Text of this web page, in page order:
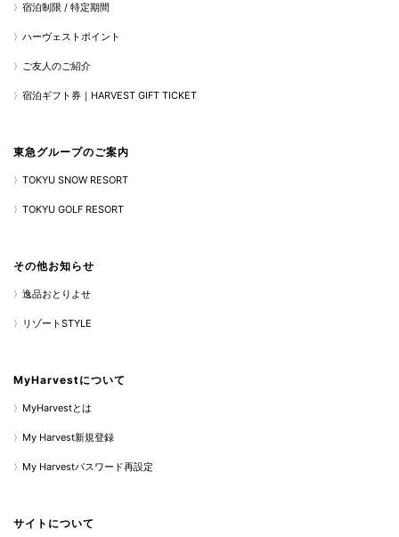
宿泊制限 / 特定期間
ハーヴェストポイント
ご友人のご紹介
宿泊ギフト券｜HARVEST GIFT TICKET
東急グループのご案内
TOKYU SNOW RESORT
TOKYU GOLF RESORT
その他お知らせ
逸品おとりよせ
リゾートSTYLE
MyHarvestについて
MyHarvestとは
My Harvest新規登録
My Harvestパスワード再設定
サイトについて